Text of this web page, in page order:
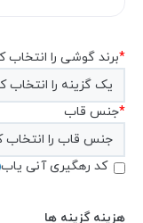
*برند گوشی را انتخاب
*جنس قاب
کد رهگیری آنی یاب
هزینه گزینه ها